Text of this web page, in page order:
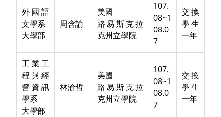
外國語
文學系
大學部
周含諭
美國
路易斯克拉
克州立學院
107.
08~1
08.0
7
交換
學生
一年
工業工
程與經
營資訊
學系
大學部
林渝哲
美國
路易斯克拉
克州立學院
107.
08~1
08.0
7
交換
學生
一年